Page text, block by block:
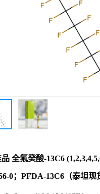
全氟癸酸-13C6
0；PFDA-13C6（泰坦现